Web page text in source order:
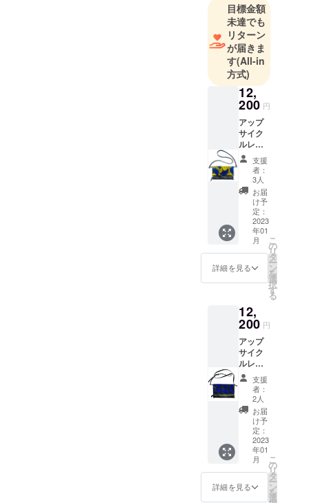
目標金額
未達でも
リターン
が届きま
す(All-in
方式)
12,
200 円
アップ
サイク
ルレ
ザーサ
コッ
シュ
（イ
チョウ
イエ
ロー）
★★注
意★★
キテン
ゲ部分
の柄の
模様の
写真と
は異な
る場合
がござ
いま
す。予
めご了
承くだ
さい。
※商品の
お届け
につい
て 商品
はケニ
アから
国際郵
便にて
支援
者：
3人
お届
け予
定：
2023
年01
月
詳細を見る
こ
の
リ
タ
ー
ン
を
選
択
す
る
12,
200 円
アップ
サイク
ルレ
ザーサ
コッ
シュ
（ブ
ルー
ピー
コッ
ク）
★★注
意★★
キテン
ゲ部分
支援
者：
2人
お届
け予
定：
2023
年01
月
詳細を見る
こ
の
リ
タ
ー
ン
を
選